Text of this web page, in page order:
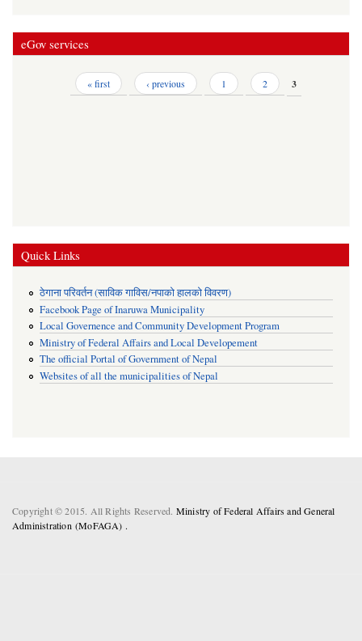
eGov services
« first ‹ previous 1 2 3
Quick Links
ठेगाना परिवर्तन (साविक गाविस/नपाको हालको विवरण)
Facebook Page of Inaruwa Municipality
Local Governence and Community Development Program
Ministry of Federal Affairs and Local Developement
The official Portal of Government of Nepal
Websites of all the municipalities of Nepal
Copyright © 2015. All Rights Reserved. Ministry of Federal Affairs and General
Administration (MoFAGA) .